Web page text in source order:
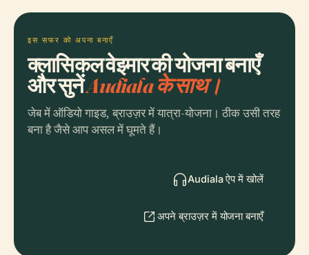
इस सफर को अपना बनाएँ
क्लासिकल वेइमार की योजना बनाएँ
और सुनेंAudiala के साथ।
जेब में ऑडियो गाइड, ब्राउज़र में यात्रा-योजना। ठीक उसी तरह
बना है जैसे आप असल में घूमते हैं।
Audiala ऐप में खोलें
अपने ब्राउज़र में योजना बनाएँ